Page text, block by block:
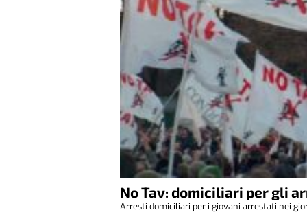
No Tav: domiciliari per gli
Arresti domiciliari per i giovani arrestati nei